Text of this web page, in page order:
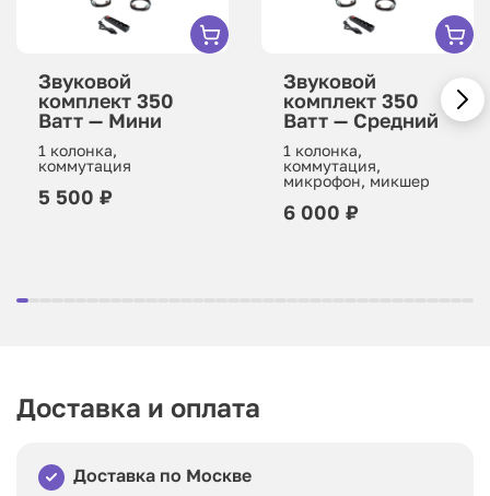
Звуковой
комплект 350
Ватт — Мини
1 колонка,
коммутация
5 500 ₽
Звуковой
комплект 350
Ватт — Средний
1 колонка,
коммутация,
микрофон, микшер
6 000 ₽
Доставка и оплата
Доставка по Москве